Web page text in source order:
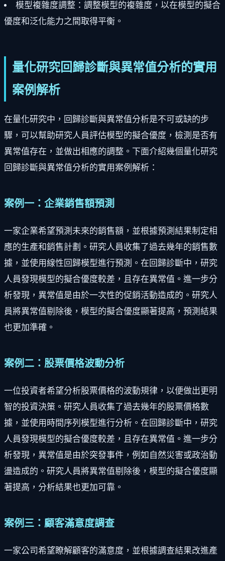
模型複雜度調整：調整模型的複雜度，以在模型的擬合
優度和泛化能力之間取得平衡。
量化研究回歸診斷與異常值分析的實用
案例解析
在量化研究中，回歸診斷與異常值分析是不可或缺的步
驟，可以幫助研究人員評估模型的擬合優度，檢測是否有
異常值存在，並做出相應的調整。下面介紹幾個量化研究
回歸診斷與異常值分析的實用案例解析：
案例一：企業銷售額預測
一家企業希望預測未來的銷售額，並根據預測結果制定相
應的生產和銷售計劃。研究人員收集了過去幾年的銷售數
據，並使用線性回歸模型進行預測。在回歸診斷中，研究
人員發現模型的擬合優度較差，且存在異常值。進一步分
析發現，異常值是由於一次性的促銷活動造成的。研究人
員將異常值剔除後，模型的擬合優度顯著提高，預測結果
也更加準確。
案例二：股票價格波動分析
一位投資者希望分析股票價格的波動規律，以便做出更明
智的投資決策。研究人員收集了過去幾年的股票價格數
據，並使用時間序列模型進行分析。在回歸診斷中，研究
人員發現模型的擬合優度較差，且存在異常值。進一步分
析發現，異常值是由於突發事件，例如自然災害或政治動
盪造成的。研究人員將異常值剔除後，模型的擬合優度顯
著提高，分析結果也更加可靠。
案例三：顧客滿意度調查
一家公司希望瞭解顧客的滿意度，並根據調查結果改進產